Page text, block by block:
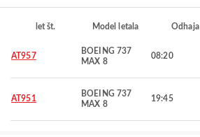
let št. Model letala Odhaja
AT957
BOEING 737
MAX 8
08:20
AT951
BOEING 737
MAX 8
19:45